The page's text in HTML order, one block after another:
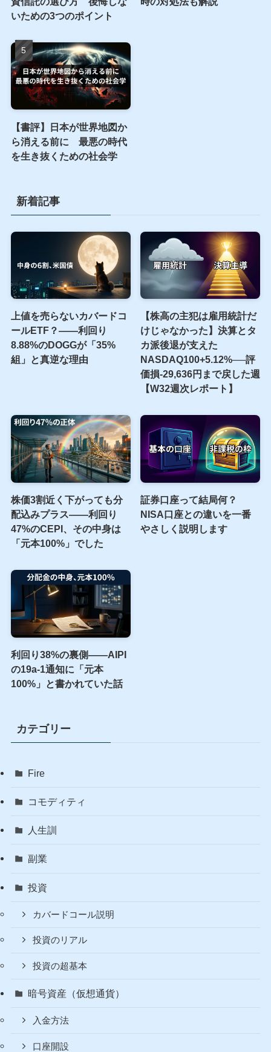
いための3つのポイント
【書評】日本が世界地図か
ら消える前に 最悪の時代
を生き抜くための社会学
新着記事
上値を売らないカバードコ
ールETF？――利回り
8.88%のDOGGが「35%
組」と真逆な理由
【株高の主犯は雇用統計だ
けじゃなかった】決算とタ
カ派後退が支えた
NASDAQ100+5.12%──評
価損-29,636円まで戻した週
【W32週次レポート】
株価3割近く下がっても分
配込みプラス――利回り
47%のCEPI、その中身は
「元本100%」でした
証券口座って結局何？
NISA口座との違いを一番
やさしく説明します
利回り38%の裏側――AIPI
の19a-1通知に「元本
100%」と書かれていた話
カテゴリー
Fire
コモディティ
人生訓
副業
投資
カバードコール説明
投資のリアル
投資の超基本
暗号資産（仮想通貨）
入金方法
口座開設